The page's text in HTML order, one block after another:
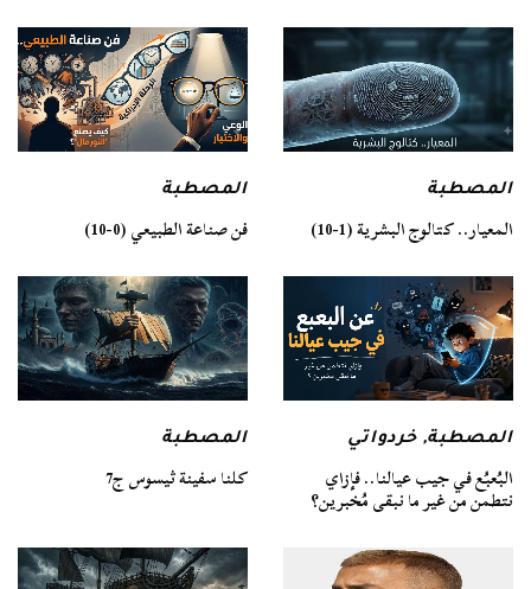
المصطبة
المعيار.. كتالوج البشرية (1-10)
المصطبة
فن صناعة الطبيعي (0-10)
المصطبة,خردواتي
البُعبُع في جيب عيالنا.. فإزاي
نتطمن من غير ما نبقى مُخبرين؟
المصطبة
كلنا سفينة ثيسوس ج7